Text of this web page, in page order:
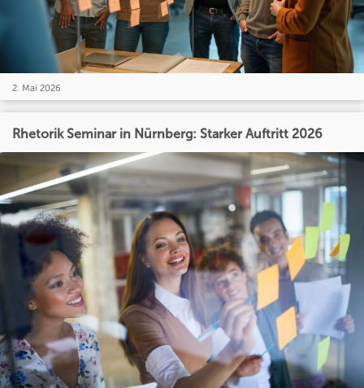
2. Mai 2026
Rhetorik Seminar in Nürnberg: Starker Auftritt 2026